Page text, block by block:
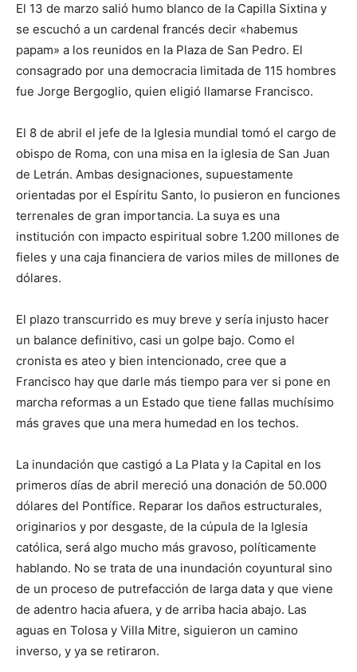
El 13 de marzo salió humo blanco de la Capilla Sixtina y
se escuchó a un cardenal francés decir «habemus
papam» a los reunidos en la Plaza de San Pedro. El
consagrado por una democracia limitada de 115 hombres
fue Jorge Bergoglio, quien eligió llamarse Francisco.
El 8 de abril el jefe de la Iglesia mundial tomó el cargo de
obispo de Roma, con una misa en la iglesia de San Juan
de Letrán. Ambas designaciones, supuestamente
orientadas por el Espíritu Santo, lo pusieron en funciones
terrenales de gran importancia. La suya es una
institución con impacto espiritual sobre 1.200 millones de
fieles y una caja financiera de varios miles de millones de
dólares.
El plazo transcurrido es muy breve y sería injusto hacer
un balance definitivo, casi un golpe bajo. Como el
cronista es ateo y bien intencionado, cree que a
Francisco hay que darle más tiempo para ver si pone en
marcha reformas a un Estado que tiene fallas muchísimo
más graves que una mera humedad en los techos.
La inundación que castigó a La Plata y la Capital en los
primeros días de abril mereció una donación de 50.000
dólares del Pontífice. Reparar los daños estructurales,
originarios y por desgaste, de la cúpula de la Iglesia
católica, será algo mucho más gravoso, políticamente
hablando. No se trata de una inundación coyuntural sino
de un proceso de putrefacción de larga data y que viene
de adentro hacia afuera, y de arriba hacia abajo. Las
aguas en Tolosa y Villa Mitre, siguieron un camino
inverso, y ya se retiraron.